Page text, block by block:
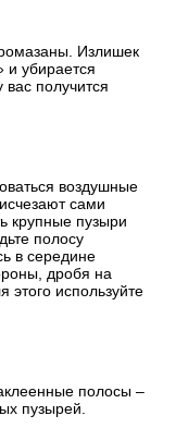
Излишек
и убирается
получится
воздушные
сами
крупные пузыри
полосу
в середине
дробя на
этого используйте
полосы –
пузырей.